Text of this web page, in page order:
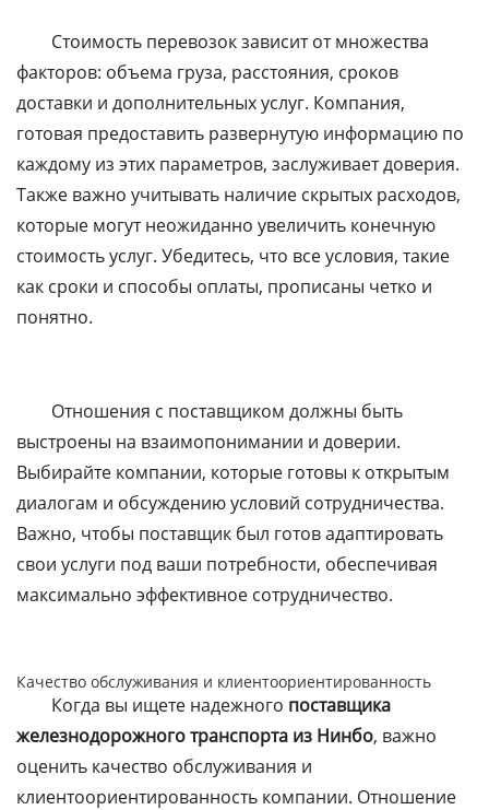
Стоимость перевозок зависит от множества
факторов: объема груза, расстояния, сроков
доставки и дополнительных услуг. Компания,
готовая предоставить развернутую информацию по
каждому из этих параметров, заслуживает доверия.
Также важно учитывать наличие скрытых расходов,
которые могут неожиданно увеличить конечную
стоимость услуг. Убедитесь, что все условия, такие
как сроки и способы оплаты, прописаны четко и
понятно.
Отношения с поставщиком должны быть
выстроены на взаимопонимании и доверии.
Выбирайте компании, которые готовы к открытым
диалогам и обсуждению условий сотрудничества.
Важно, чтобы поставщик был готов адаптировать
свои услуги под ваши потребности, обеспечивая
максимально эффективное сотрудничество.
Качество обслуживания и клиентоориентированность
Когда вы ищете надежного поставщика
железнодорожного транспорта из Нинбо, важно
оценить качество обслуживания и
клиентоориентированность компании. Отношение